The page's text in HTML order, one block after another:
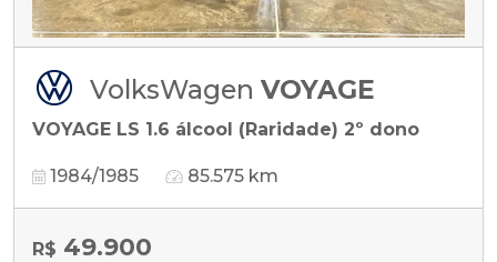
VolksWagen VOYAGE
VOYAGE LS 1.6 álcool (Raridade) 2º dono
1984/1985 85.575 km
R$ 49.900